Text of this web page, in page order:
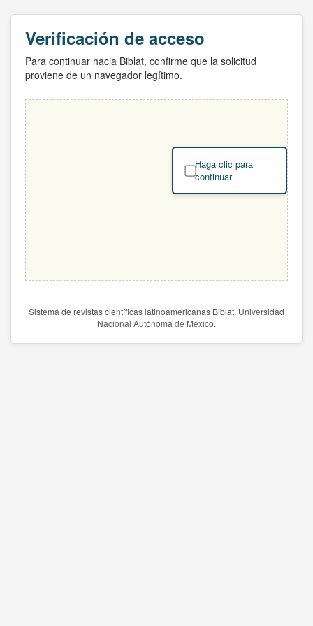
Verificación de acceso
Para continuar hacia Biblat, confirme que la solicitud
proviene de un navegador legítimo.
Haga clic para
continuar
Sistema de revistas científicas latinoamericanas Biblat. Universidad
Nacional Autónoma de México.